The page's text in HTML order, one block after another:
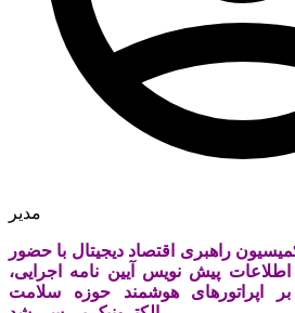
مدیر
راهبری اقتصاد دیجیتال با حضور
پیش نویس آیین نامه اجرایی،
اپراتورهای هوشمند حوزه سلامت